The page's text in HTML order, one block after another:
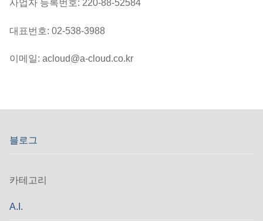
사업자 등록번호: 220-88-52584
대표번호: 02-538-3988
이메일: acloud@a-cloud.co.kr
블로그
카테고리
A.I.